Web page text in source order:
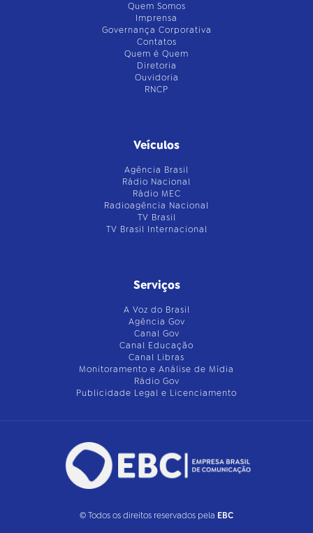
Quem Somos
Imprensa
Governança Corporativa
Contatos
Quem é Quem
Diretoria
Ouvidoria
RNCP
Veículos
Agência Brasil
Rádio Nacional
Rádio MEC
Radioagência Nacional
TV Brasil
TV Brasil Internacional
Serviços
A Voz do Brasil
Agência Gov
Canal Gov
Canal Educação
Canal Libras
Monitoramento e Análise de Mídia
Rádio Gov
Publicidade Legal e Licenciamento
© Todos os direitos reservados pela EBC